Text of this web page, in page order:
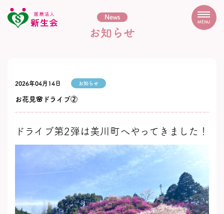
MENU
News
お知らせ
2026年04月14日 お知らせ
お花見🌸ドライブ②
ドライブ第2弾は美川町へやってきました！